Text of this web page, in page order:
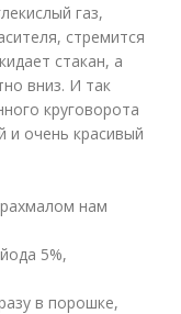
газ,
стремится
стакан, а
вниз. И так
круговорота
и очень красивый
нам
5%,
в порошке,